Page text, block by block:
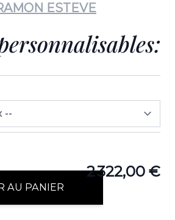
View
ESTEVE
2 322,00 €
AU PANIER